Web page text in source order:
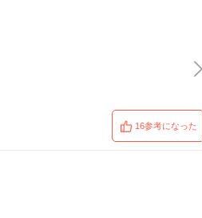
16参考になった